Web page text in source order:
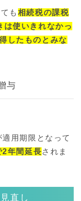
も 相続税の課税
は使いきれなかっ
したものとみな
与
用期限となって
年間延長されま
直し